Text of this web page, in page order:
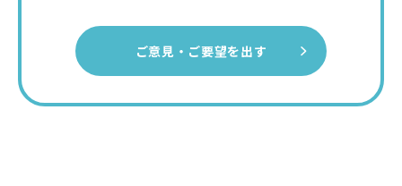
ご意見・ご要望を出す